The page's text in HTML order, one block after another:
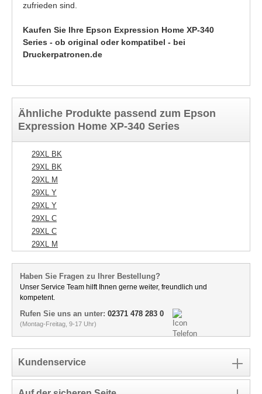
zufrieden sind.
Kaufen Sie Ihre Epson Expression Home XP-340
Series - ob original oder kompatibel - bei
Druckerpatronen.de
Ähnliche Produkte passend zum Epson
Expression Home XP-340 Series
29XL BK
29XL BK
29XL M
29XL Y
29XL Y
29XL C
29XL C
29XL M
Haben Sie Fragen zu Ihrer Bestellung?
Unser Service Team hilft Ihnen gerne weiter, freundlich und
kompetent.
Rufen Sie uns an unter: 02371 478 283 0
(Montag-Freitag, 9-17 Uhr)
Kundenservice